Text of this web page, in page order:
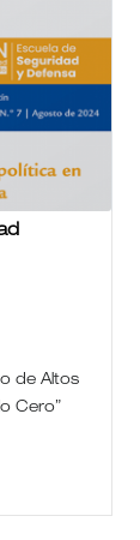
de Altos
Cero”